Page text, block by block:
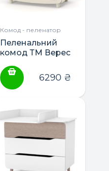
вибрати
сторінці
товару
Комод - пеленатор
Пеленальний
комод ТМ Верес
6290 ₴